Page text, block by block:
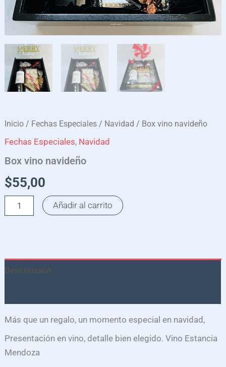
Inicio / Fechas Especiales / Navidad / Box vino navideño
Fechas Especiales, Navidad
Box vino navideño
$55,00
Añadir al carrito
Descripción
Más que un regalo, un momento especial en navidad,
Presentación en vino, detalle bien elegido. Vino Estancia
Mendoza